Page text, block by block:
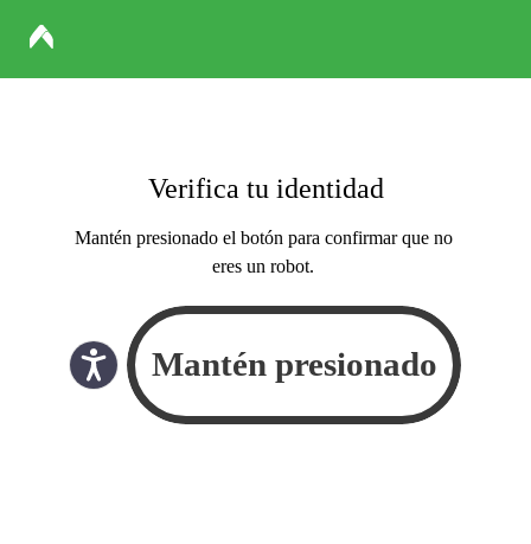
Verifica tu identidad
Mantén presionado el botón para confirmar que no
eres un robot.